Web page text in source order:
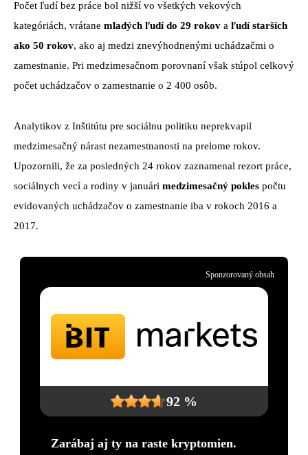
Počet ľudí bez práce bol nižší vo všetkých vekových
kategóriách, vrátane mladých ľudí do 29 rokov a ľudí starších
ako 50 rokov, ako aj medzi znevýhodnenými uchádzačmi o
zamestnanie. Pri medzimesačnom porovnaní však stúpol celkový
počet uchádzačov o zamestnanie o 2 400 osôb.
Analytikov z Inštitútu pre sociálnu politiku neprekvapil
medzimesačný nárast nezamestnanosti na prelome rokov.
Upozornili, že za posledných 24 rokov zaznamenal rezort práce,
sociálnych vecí a rodiny v januári medzimesačný pokles počtu
evidovaných uchádzačov o zamestnanie iba v rokoch 2016 a
2017.
92 %
Zarábaj aj ty na raste kryptomien.
Sponzorovaný obsah